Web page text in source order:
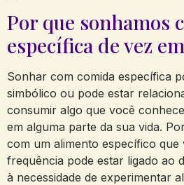
Por que sonhamos
específica de vez
Sonhar com comida específica
simbólico ou pode estar
consumir algo que você
em alguma parte da sua vida.
com um alimento específico
frequência pode estar ligado ao
à necessidade de experimentar